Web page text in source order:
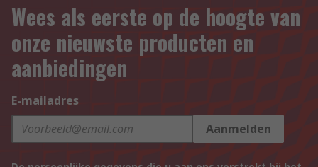
Wees als eerste op de hoogte van
onze nieuwste producten en
aanbiedingen
E-mailadres
Aanmelden